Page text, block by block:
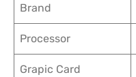
Brand
Processor
Grapic Card